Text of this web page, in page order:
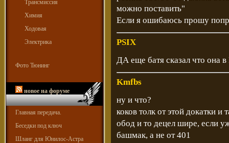
Трансмиссия
Химия
Ходовая
Электрика
Фото Тюнинг
новое на форуме
Главная передача.
Беседки под ключ
Шланг для Юнилос-Астра
можно поставить"
Если я ошибаюсь прошу
PSIX
ДА еще батя сказал что она
Kmfbs
ну и что?
коков толк от этой докатки и
обод и то децел шире, если
башмак, а не от 401